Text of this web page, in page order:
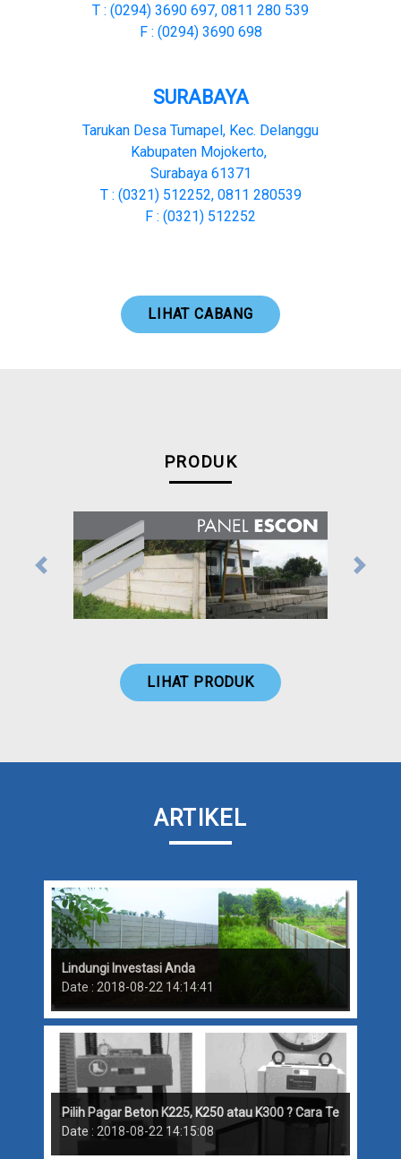
T : (0294) 3690 697, 0811 280 539
F : (0294) 3690 698
SURABAYA
Tarukan Desa Tumapel, Kec. Delanggu
Kabupaten Mojokerto,
Surabaya 61371
T : (0321) 512252, 0811 280539
F : (0321) 512252
LIHAT CABANG
PRODUK
Previous Next
LIHAT PRODUK
ARTIKEL
Lindungi Investasi Anda
Date : 2018-08-22 14:14:41
Pilih Pagar Beton K225, K250 atau K300 ? Cara Tes
Date : 2018-08-22 14:15:08